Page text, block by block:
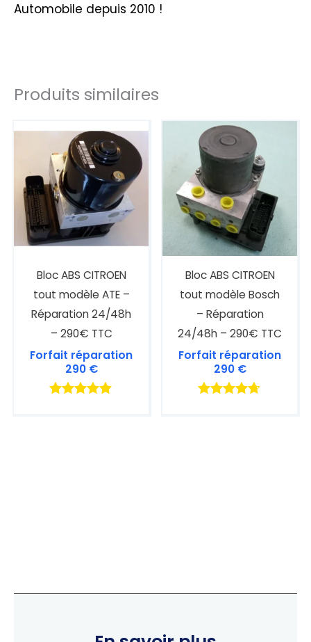
Automobile depuis 2010 !
Produits similaires
Bloc ABS CITROEN
tout modèle ATE –
Réparation 24/48h
– 290€ TTC
Forfait réparation
290 €
Bloc ABS CITROEN
tout modèle Bosch
– Réparation
24/48h – 290€ TTC
Forfait réparation
290 €